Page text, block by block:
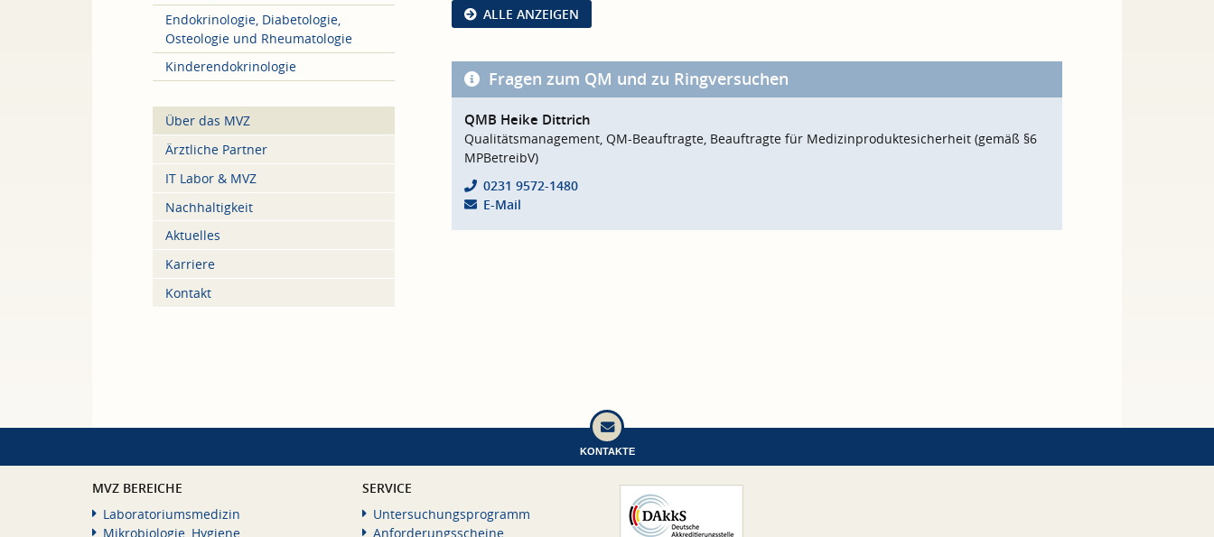
Endokrinologie, Diabetologie,
Osteologie und Rheumatologie
Kinderendokrinologie
Über das MVZ
Ärztliche Partner
IT Labor & MVZ
Nachhaltigkeit
Aktuelles
Karriere
Kontakt
ALLE ANZEIGEN
Fragen zum QM und zu Ringversuchen
QMB Heike Dittrich
Qualitätsmanagement, QM-Beauftragte, Beauftragte für Medizinproduktesicherheit (gemäß §6
MPBetreibV)
0231 9572-1480
E-Mail
KONTAKTE
MVZ BEREICHE
Laboratoriumsmedizin
Mikrobiologie, Hygiene
SERVICE
Untersuchungsprogramm
Anforderungsscheine